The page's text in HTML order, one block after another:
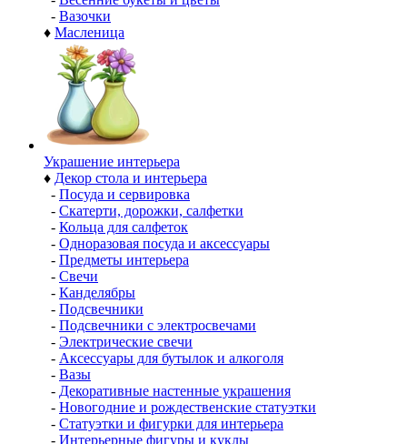
- Вазочки
♦ Масленица
Украшение интерьера
♦ Декор стола и интерьера
- Посуда и сервировка
- Скатерти, дорожки, салфетки
- Кольца для салфеток
- Одноразовая посуда и аксессуары
- Предметы интерьера
- Свечи
- Канделябры
- Подсвечники
- Подсвечники с электросвечами
- Электрические свечи
- Аксессуары для бутылок и алкоголя
- Вазы
- Декоративные настенные украшения
- Новогодние и рождественские статуэтки
- Статуэтки и фигурки для интерьера
- Интерьерные фигуры и куклы